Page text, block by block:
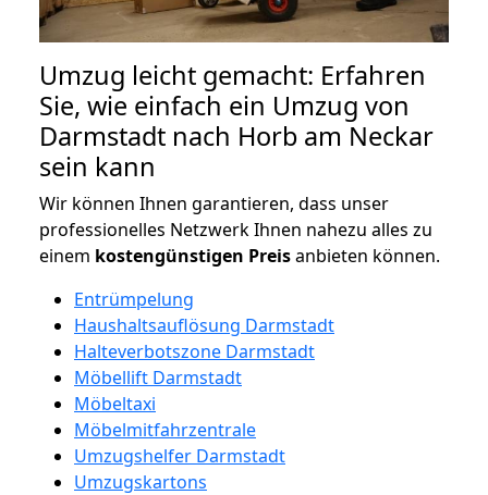
Umzug leicht gemacht: Erfahren
Sie, wie einfach ein Umzug von
Darmstadt nach Horb am Neckar
sein kann
Wir können Ihnen garantieren, dass unser
professionelles Netzwerk Ihnen nahezu alles zu
einem kostengünstigen Preisanbieten können.
Entrümpelung
Haushaltsauflösung Darmstadt
Halteverbotszone Darmstadt
Möbellift Darmstadt
Möbeltaxi
Möbelmitfahrzentrale
Umzugshelfer Darmstadt
Umzugskartons